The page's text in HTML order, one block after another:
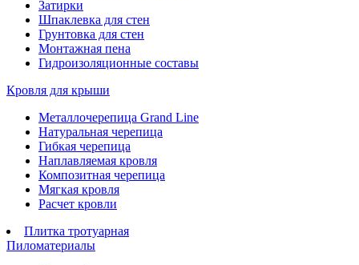
Затирки
Шпаклевка для стен
Грунтовка для стен
Монтажная пена
Гидроизоляционные составы
Кровля для крыши
Металлочерепица Grand Line
Натуральная черепица
Гибкая черепица
Наплавляемая кровля
Композитная черепица
Мягкая кровля
Расчет кровли
Плитка тротуарная
Пиломатериалы